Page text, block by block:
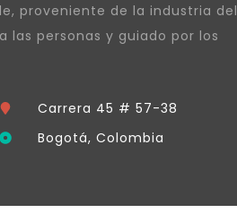
proveniente de la industria del
las personas y guiado por los
Carrera 45 # 57-38
Bogotá, Colombia